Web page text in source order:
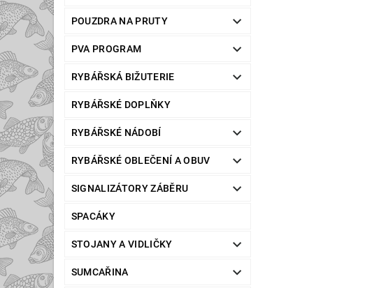
POUZDRA NA PRUTY
PVA PROGRAM
RYBÁŘSKÁ BIŽUTERIE
RYBÁŘSKÉ DOPLŇKY
RYBÁŘSKÉ NÁDOBÍ
RYBÁŘSKÉ OBLEČENÍ A OBUV
SIGNALIZÁTORY ZÁBĚRU
SPACÁKY
STOJANY A VIDLIČKY
SUMCAŘINA